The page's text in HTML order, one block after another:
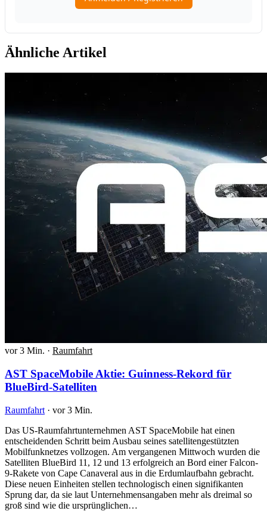
Ähnliche Artikel
vor 3 Min. · Raumfahrt
AST SpaceMobile Aktie: Guinness-Rekord für
BlueBird-Satelliten
Raumfahrt · vor 3 Min.
Das US-Raumfahrtunternehmen AST SpaceMobile hat einen
entscheidenden Schritt beim Ausbau seines satellitengestützten
Mobilfunknetzes vollzogen. Am vergangenen Mittwoch wurden die
Satelliten BlueBird 11, 12 und 13 erfolgreich an Bord einer Falcon-
9-Rakete von Cape Canaveral aus in die Erdumlaufbahn gebracht.
Diese neuen Einheiten stellen technologisch einen signifikanten
Sprung dar, da sie laut Unternehmensangaben mehr als dreimal so
groß sind wie die ursprünglichen…